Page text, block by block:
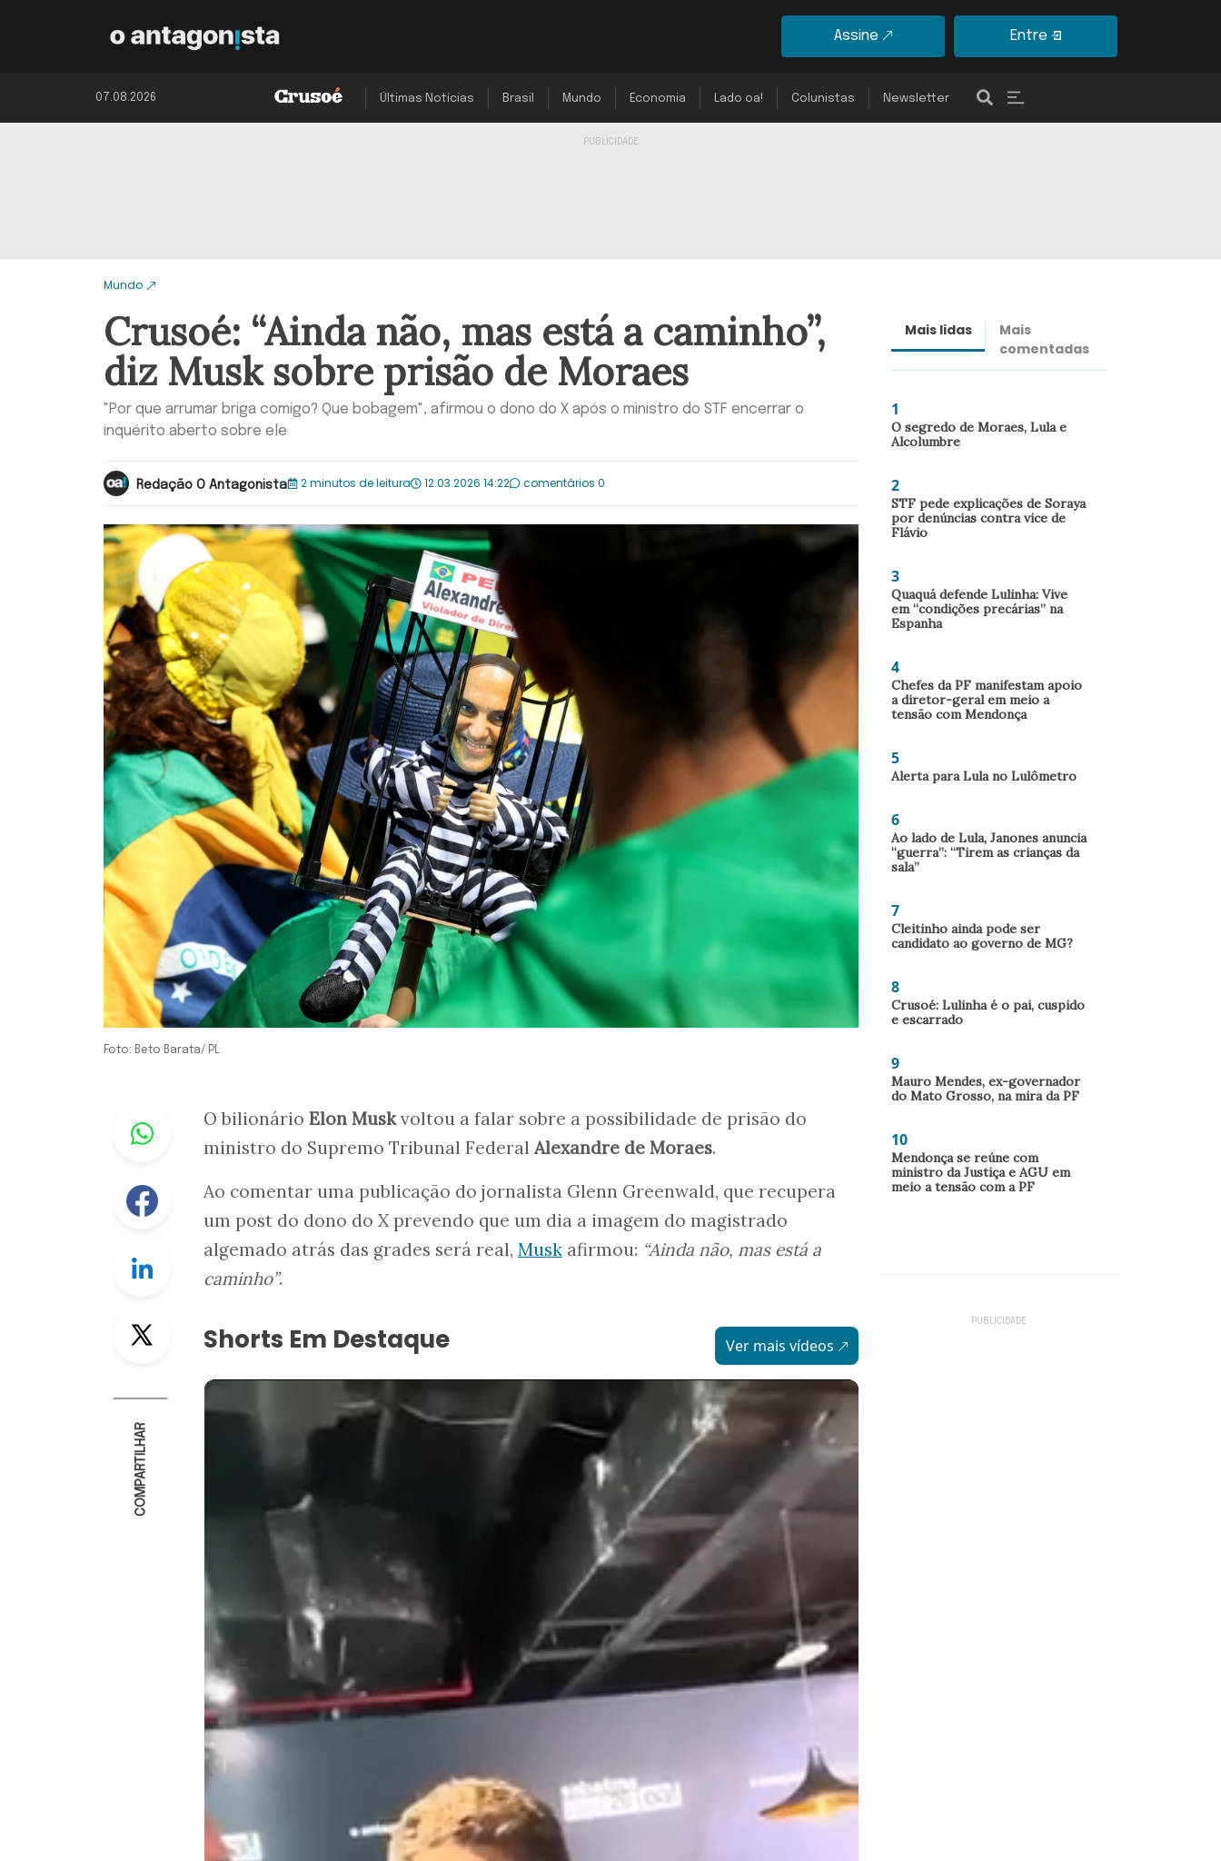
Assine Entre
07.08.2026 Últimas Notícias Brasil Mundo Economia Lado oa! Colunistas Newsletter
Mundo
Crusoé: “Ainda não, mas está a caminho”,
diz Musk sobre prisão de Moraes
"Por que arrumar briga comigo? Que bobagem", afirmou o dono do X após o ministro do STF encerrar o
inquérito aberto sobre ele
Redação O Antagonista 2 minutos de leitura 12.03.2026 14:22 comentários 0
Foto: Beto Barata/ PL
Whastapp
Facebook
Linkedin
COMPARTILHAR
O bilionário Elon Muskvoltou a falar sobre a possibilidade de prisão do
ministro do Supremo Tribunal Federal Alexandre de Moraes.
Ao comentar uma publicação do jornalista Glenn Greenwald, que recupera
um post do dono do X prevendo que um dia a imagem do magistrado
algemado atrás das grades será real, Musk afirmou: “Ainda não, mas está a
caminho”.
Shorts Em Destaque Ver mais vídeos
Mais lidas
Mais
comentadas
1
O segredo de Moraes, Lula e
Alcolumbre
2
STF pede explicações de Soraya
por denúncias contra vice de
Flávio
3
Quaquá defende Lulinha: Vive
em “condições precárias” na
Espanha
4
Chefes da PF manifestam apoio
a diretor-geral em meio a
tensão com Mendonça
5
Alerta para Lula no Lulômetro
6
Ao lado de Lula, Janones anuncia
“guerra”: “Tirem as crianças da
sala”
7
Cleitinho ainda pode ser
candidato ao governo de MG?
8
Crusoé: Lulinha é o pai, cuspido
e escarrado
9
Mauro Mendes, ex-governador
do Mato Grosso, na mira da PF
10
Mendonça se reúne com
ministro da Justiça e AGU em
meio a tensão com a PF